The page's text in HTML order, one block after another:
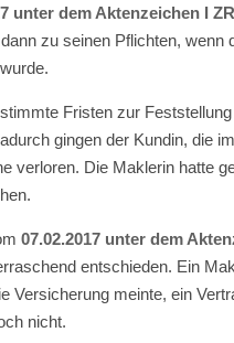
unter dem Aktenzeichen I
zu seinen Pflichten, wenn
Fristen zur
gingen der Kundin, die
verloren. Die Maklerin hatte
07.02.2017 unter dem
entschieden. Ein
Versicherung meinte, ein
nicht.